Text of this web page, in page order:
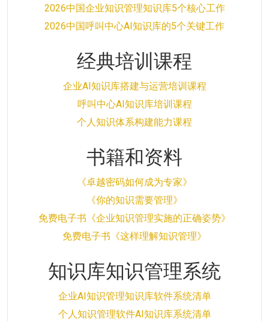
2026中国企业知识管理知识库5个核心工作
2026中国呼叫中心AI知识库的5个关键工作
经典培训课程
企业AI知识库搭建与运营培训课程
呼叫中心AI知识库培训课程
个人知识体系构建能力课程
书籍和资料
《卓越密码如何成为专家》
《你的知识需要管理》
免费电子书《企业知识管理实施的正确姿势》
免费电子书《这样理解知识管理》
知识库知识管理系统
企业AI知识管理知识库软件系统清单
个人知识管理软件AI知识库系统清单